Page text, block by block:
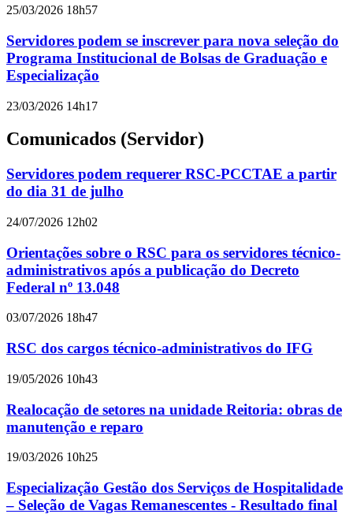
25/03/2026 18h57
Servidores podem se inscrever para nova seleção do
Programa Institucional de Bolsas de Graduação e
Especialização
23/03/2026 14h17
Comunicados (Servidor)
Servidores podem requerer RSC-PCCTAE a partir
do dia 31 de julho
24/07/2026 12h02
Orientações sobre o RSC para os servidores técnico-
administrativos após a publicação do Decreto
Federal nº 13.048
03/07/2026 18h47
RSC dos cargos técnico-administrativos do IFG
19/05/2026 10h43
Realocação de setores na unidade Reitoria: obras de
manutenção e reparo
19/03/2026 10h25
Especialização Gestão dos Serviços de Hospitalidade
– Seleção de Vagas Remanescentes - Resultado final